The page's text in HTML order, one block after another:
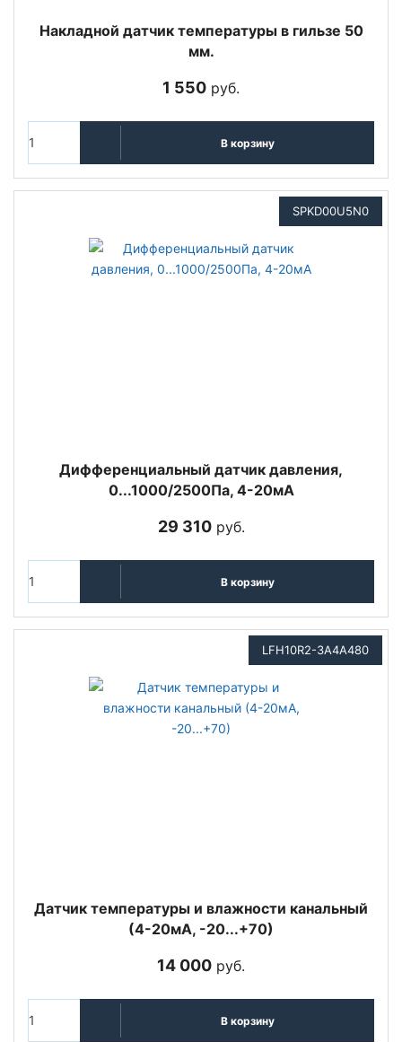
Накладной датчик температуры в гильзе 50
мм.
1 550 руб.
В корзину
SPKD00U5N0
Дифференциальный датчик давления,
0...1000/2500Па, 4-20мА
29 310руб.
В корзину
LFH10R2-3A4A480
Датчик температуры и влажности канальный
(4-20мА, -20...+70)
14 000 руб.
В корзину